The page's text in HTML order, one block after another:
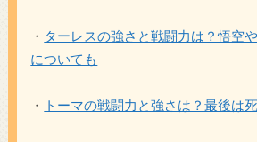
・ ターレスの強さと戦闘力は？悟空
についても
・ トーマの戦闘力と強さは？最後は